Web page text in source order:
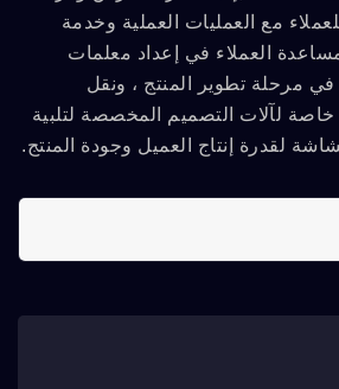
مع العمليات العملية وخدمة
العملاء في إعداد معلمات
مرحلة تطوير المنتج ، ونقل
لآلات التصميم المخصصة لتلبية
لقدرة إنتاج العميل وجودة المنتج.